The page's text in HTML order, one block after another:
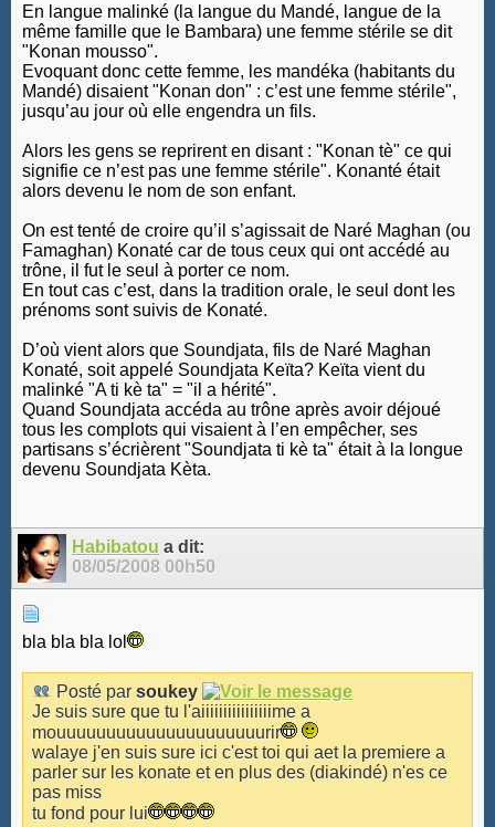
En langue malinké (la langue du Mandé, langue de la
même famille que le Bambara) une femme stérile se dit
"Konan mousso".
Evoquant donc cette femme, les mandéka (habitants du
Mandé) disaient "Konan don" : c’est une femme stérile",
jusqu’au jour où elle engendra un fils.
Alors les gens se reprirent en disant : "Konan tè" ce qui
signifie ce n’est pas une femme stérile". Konanté était
alors devenu le nom de son enfant.
On est tenté de croire qu’il s’agissait de Naré Maghan (ou
Famaghan) Konaté car de tous ceux qui ont accédé au
trône, il fut le seul à porter ce nom.
En tout cas c’est, dans la tradition orale, le seul dont les
prénoms sont suivis de Konaté.
D’où vient alors que Soundjata, fils de Naré Maghan
Konaté, soit appelé Soundjata Keïta? Keïta vient du
malinké "A ti kè ta" = "il a hérité".
Quand Soundjata accéda au trône après avoir déjoué
tous les complots qui visaient à l’en empêcher, ses
partisans s’écrièrent "Soundjata ti kè ta" était à la longue
devenu Soundjata Kèta.
Habibatou a dit:
08/05/2008 00h50
bla bla bla lol
Posté par soukey
Je suis sure que tu l'aiiiiiiiiiiiiiiiime a
mouuuuuuuuuuuuuuuuuuuuurir
walaye j'en suis sure ici c'est toi qui aet la premiere a
parler sur les konate et en plus des (diakindé) n'es ce
pas miss
tu fond pour lui